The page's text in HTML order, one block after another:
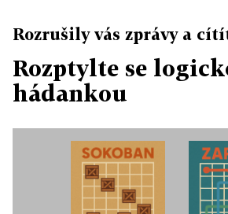
Rozrušily vás zprávy a
Rozptylte se
hádankou